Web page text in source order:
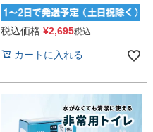
税込価格 ¥2,695税込
カートに入れる